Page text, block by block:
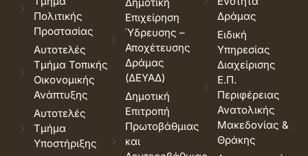
Πολιτικής
Προστασίας
Αυτοτελές
Τμήμα Τοπικής
Οικονομικής
Ανάπτυξης
Αυτοτελές
Τμήμα
Υποστήριξης
Επιχείρηση
Ύδρευσης –
Αποχέτευσης
Δράμας
(ΔΕΥΑΔ)
Δημοτική
Επιτροπή
Πρωτοβάθμιας
και
Δράμας
Ειδική
Υπηρεσίας
Διαχείρισης
Ε.Π.
Περιφέρειας
Ανατολικής
Μακεδονίας &
Θράκης